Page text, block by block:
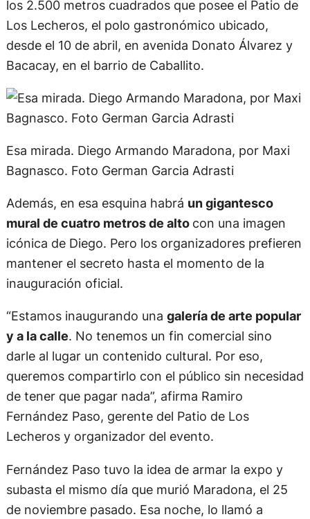
hidroesmalte, que son los materiales resistentes
para paredes y murales en el exterior, para que el
público pueda disfrutar la dimensión de cada obra.
barnizados, enmarcados y estarán distribuidos en
los 2.500 metros cuadrados que posee el Patio de
desde el 10 de abril, en avenida Donato Álvarez y
Bacacay, en el barrio de Caballito.
Esa mirada. Diego Armando Maradona, por Maxi
Bagnasco. Foto German Garcia Adrasti
Además, en esa esquina habráun gigantesco
mural de cuatro metros de altocon una imagen
icónica de Diego. Pero los organizadores prefieren
mantener el secreto hasta el momento de la
inauguración oficial.
“Estamos inaugurando una galería de arte popular
darle al lugar un contenido cultural. Por eso,
queremos compartirlo con el público sin necesidad
de tener que pagar nada”, afirma Ramiro